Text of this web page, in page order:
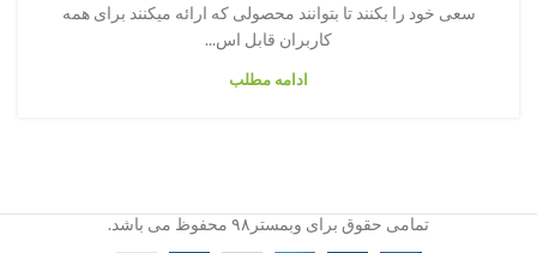
سعی خود را بکنند تا بتوانند محصولی که ارائه میکنند برای همه
کاربران قابل اس...
ادامه مطلب
تمامی حقوق برای وبمستر۹۸ محفوظ می باشد.